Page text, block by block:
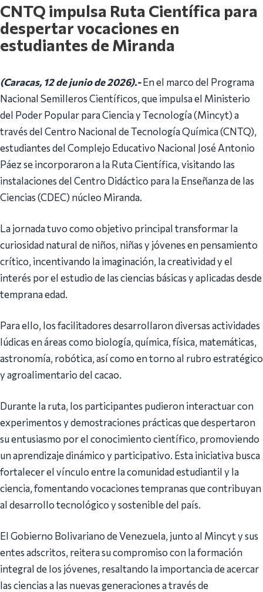
CNTQ impulsa Ruta Científica para
despertar vocaciones en
estudiantes de Miranda
(Caracas, 12 de junio de 2026).-En el marco del Programa
Nacional Semilleros Científicos, que impulsa el Ministerio
del Poder Popular para Ciencia y Tecnología (Mincyt) a
través del Centro Nacional de Tecnología Química (CNTQ),
estudiantes del Complejo Educativo Nacional José Antonio
Páez se incorporaron a la Ruta Científica, visitando las
instalaciones del Centro Didáctico para la Enseñanza de las
Ciencias (CDEC) núcleo Miranda.
La jornada tuvo como objetivo principal transformar la
curiosidad natural de niños, niñas y jóvenes en pensamiento
crítico, incentivando la imaginación, la creatividad y el
interés por el estudio de las ciencias básicas y aplicadas desde
temprana edad.
Para ello, los facilitadores desarrollaron diversas actividades
lúdicas en áreas como biología, química, física, matemáticas,
astronomía, robótica, así como en torno al rubro estratégico
y agroalimentario del cacao.
Durante la ruta, los participantes pudieron interactuar con
experimentos y demostraciones prácticas que despertaron
su entusiasmo por el conocimiento científico, promoviendo
un aprendizaje dinámico y participativo. Esta iniciativa busca
fortalecer el vínculo entre la comunidad estudiantil y la
ciencia, fomentando vocaciones tempranas que contribuyan
al desarrollo tecnológico y sostenible del país.
El Gobierno Bolivariano de Venezuela, junto al Mincyt y sus
entes adscritos, reitera su compromiso con la formación
integral de los jóvenes, resaltando la importancia de acercar
las ciencias a las nuevas generaciones a través de